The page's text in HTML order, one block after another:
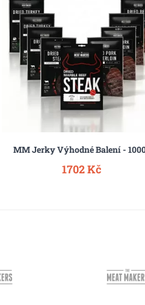
MM Jerky Výhodné Balení -
1702 Kč